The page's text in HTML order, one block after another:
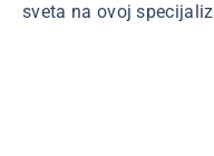
sveta na ovoj